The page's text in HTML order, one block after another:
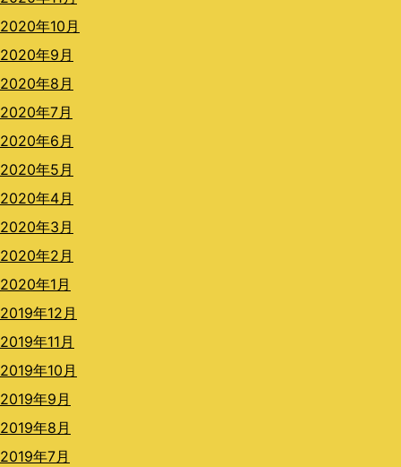
2020年10月
2020年9月
2020年8月
2020年7月
2020年6月
2020年5月
2020年4月
2020年3月
2020年2月
2020年1月
2019年12月
2019年11月
2019年10月
2019年9月
2019年8月
2019年7月